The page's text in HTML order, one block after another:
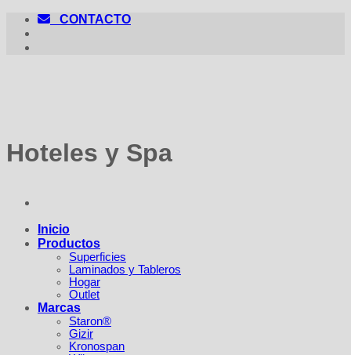
Saltar
contenido
CONTACTO
Inicio
Productos
Superficies
Laminados y Tableros
Hogar
Outlet
Marcas
Staron®
Gizir
Kronospan
Hoteles y Spa